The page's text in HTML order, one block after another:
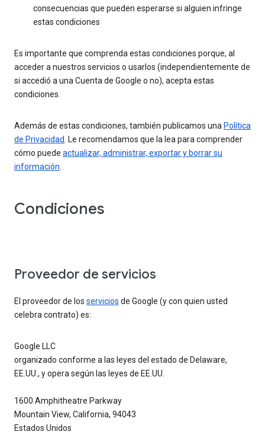
consecuencias que pueden esperarse si alguien infringe
estas condiciones
Es importante que comprenda estas condiciones porque, al
acceder a nuestros servicios o usarlos (independientemente de
si accedió a una Cuenta de Google o no), acepta estas
condiciones.
Además de estas condiciones, también publicamos una Política
de Privacidad
. Le recomendamos que la lea para comprender
cómo puede actualizar, administrar, exportar y borrar su
información
Condiciones
Proveedor de servicios
El proveedor de los servicios de Google (y con quien usted
celebra contrato) es:
Google LLC
organizado conforme a las leyes del estado de Delaware,
EE.UU., y opera según las leyes de EE.UU.
1600 Amphitheatre Parkway
Mountain View, California, 94043
Estados Unidos